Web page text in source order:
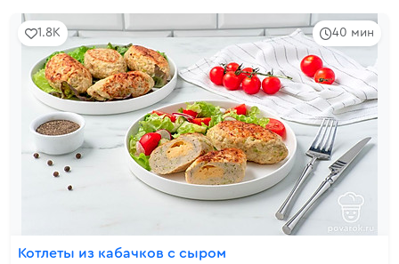
40 мин
1.8K
Котлеты из кабачков с сыром